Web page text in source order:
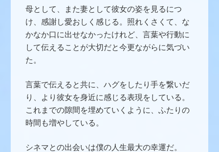
母として、また妻として彼女の姿を見るにつ
け、感謝し愛おしく感じる。照れくさくて、な
かなか口に出せなかったけれど、言葉や行動に
して伝えることが大切だと今更ながらに気づい
た。
言葉で伝えると共に、ハグをしたり手を繋いだ
り、より彼女を身近に感じる表現をしている。
これまでの隙間を埋めていくように、ふたりの
時間も増やしている。
シネマとの出会いは僕の人生最大の幸運だ。